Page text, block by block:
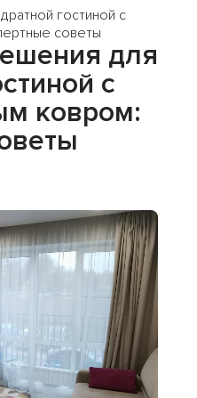
гостиной с
советы
для
с
ковром: